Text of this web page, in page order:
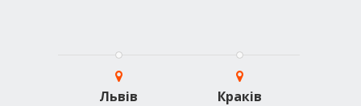
Львів Краків